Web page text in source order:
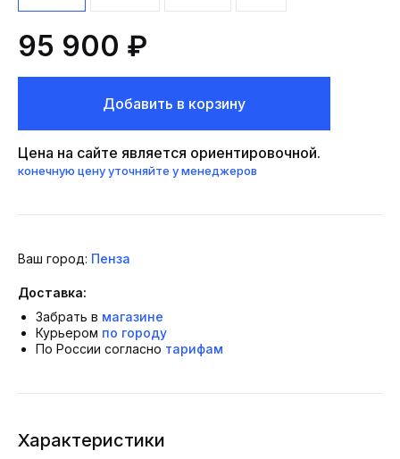
95 900 ₽
Добавить в корзину
Цена на сайте является ориентировочной.
конечную цену уточняйте у менеджеров
Ваш город: Пенза
Доставка:
Забрать в магазине
Курьером по городу
По России согласно тарифам
Характеристики